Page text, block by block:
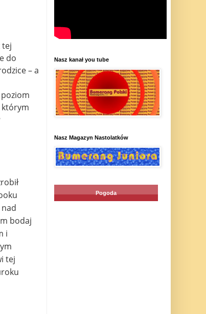
tej
do
– a
którym
bodaj
i
tej
Nasz kanał you tube
Nasz Magazyn Nastolatków
Pogoda